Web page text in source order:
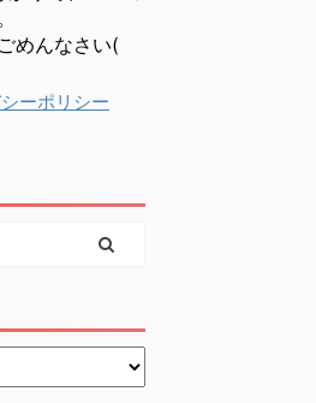
めんなさい(
ーポリシー